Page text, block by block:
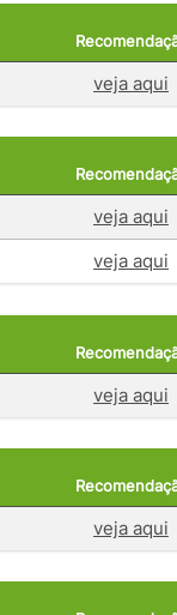
veja aqui
veja aqui
veja aqui
veja aqui
veja aqui